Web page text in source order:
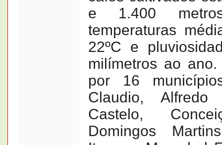
e 1.400
temperaturas
22ºC e
milímetros ao
por 16
Claudio, Alfredo
Castelo,
Domingos